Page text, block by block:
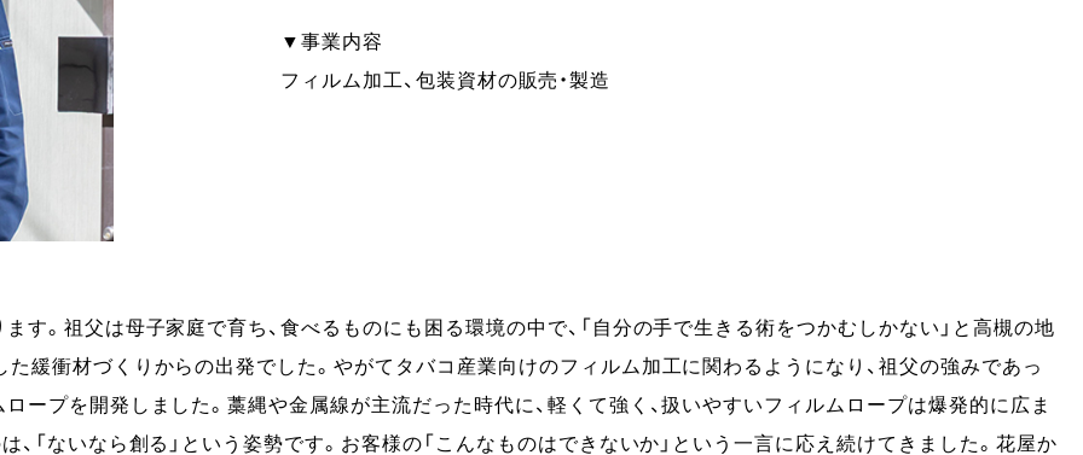
▼事業内容
フィルム加工、包装資材の販売・製造
す。祖父は母子家庭で育ち、食べるものにも困る環境の中で、「自分の手で生きる術をつかむしかない」と高槻の地
緩衝材づくりからの出発でした。やがてタバコ産業向けのフィルム加工に関わるようになり、祖父の強みであっ
ープを開発しました。藁縄や金属線が主流だった時代に、軽くて強く、扱いやすいフィルムロープは爆発的に広ま
「ないなら創る」という姿勢です。お客様の「こんなものはできないか」という一言に応え続けてきました。花屋か